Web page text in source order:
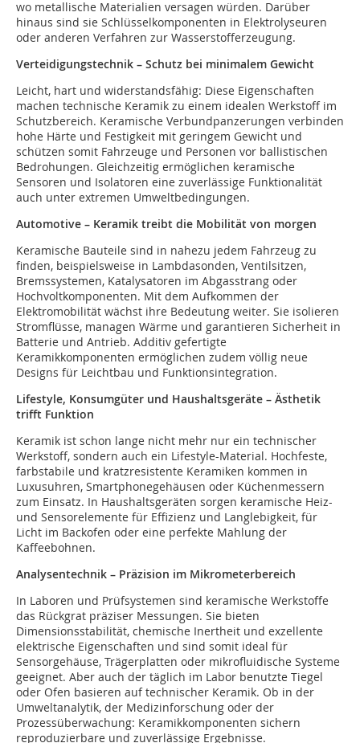
wo metallische Materialien versagen würden. Darüber
hinaus sind sie Schlüsselkomponenten in Elektrolyseuren
oder anderen Verfahren zur Wasserstofferzeugung.
Verteidigungstechnik – Schutz bei minimalem Gewicht
Leicht, hart und widerstandsfähig: Diese Eigenschaften
machen technische Keramik zu einem idealen Werkstoff im
Schutzbereich. Keramische Verbundpanzerungen verbinden
hohe Härte und Festigkeit mit geringem Gewicht und
schützen somit Fahrzeuge und Personen vor ballistischen
Bedrohungen. Gleichzeitig ermöglichen keramische
Sensoren und Isolatoren eine zuverlässige Funktionalität
auch unter extremen Umweltbedingungen.
Automotive – Keramik treibt die Mobilität von morgen
Keramische Bauteile sind in nahezu jedem Fahrzeug zu
finden, beispielsweise in Lambdasonden, Ventilsitzen,
Bremssystemen, Katalysatoren im Abgasstrang oder
Hochvoltkomponenten. Mit dem Aufkommen der
Elektromobilität wächst ihre Bedeutung weiter. Sie isolieren
Stromflüsse, managen Wärme und garantieren Sicherheit in
Batterie und Antrieb. Additiv gefertigte
Keramikkomponenten ermöglichen zudem völlig neue
Designs für Leichtbau und Funktionsintegration.
Lifestyle, Konsumgüter und Haushaltsgeräte – Ästhetik
trifft Funktion
Keramik ist schon lange nicht mehr nur ein technischer
Werkstoff, sondern auch ein Lifestyle-Material. Hochfeste,
farbstabile und kratzresistente Keramiken kommen in
Luxusuhren, Smartphonegehäusen oder Küchenmessern
zum Einsatz. In Haushaltsgeräten sorgen keramische Heiz-
und Sensorelemente für Effizienz und Langlebigkeit, für
Licht im Backofen oder eine perfekte Mahlung der
Kaffeebohnen.
Analysentechnik – Präzision im Mikrometerbereich
In Laboren und Prüfsystemen sind keramische Werkstoffe
das Rückgrat präziser Messungen. Sie bieten
Dimensionsstabilität, chemische Inertheit und exzellente
elektrische Eigenschaften und sind somit ideal für
Sensorgehäuse, Trägerplatten oder mikrofluidische Systeme
geeignet. Aber auch der täglich im Labor benutzte Tiegel
oder Ofen basieren auf technischer Keramik. Ob in der
Umweltanalytik, der Medizinforschung oder der
Prozessüberwachung: Keramikkomponenten sichern
reproduzierbare und zuverlässige Ergebnisse.